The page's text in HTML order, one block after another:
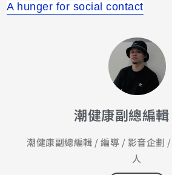
A hunger for social contact
潮健康副總編
潮健康副總編輯 / 編導 / 影音企劃
人